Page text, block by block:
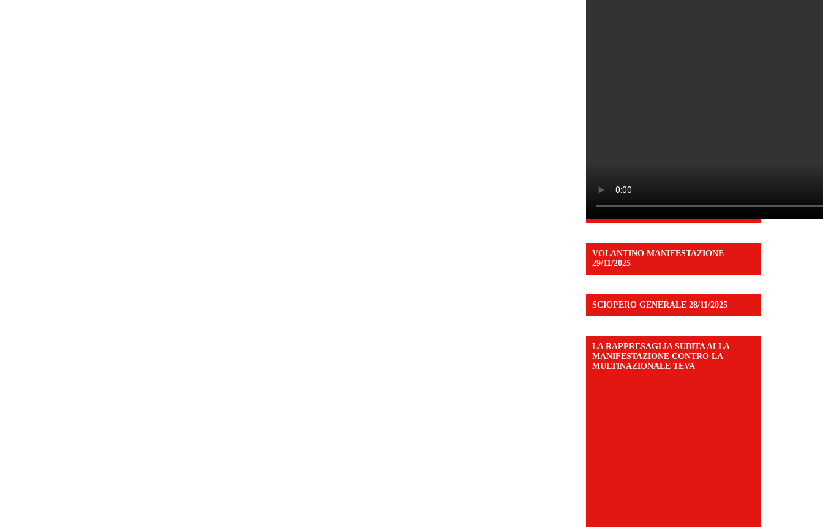
VOLANTINO MANIFESTAZIONE
29/11/2025
SCIOPERO GENERALE 28/11/2025
LA RAPPRESAGLIA SUBITA ALLA
MANIFESTAZIONE CONTRO LA
MULTINAZIONALE TEVA